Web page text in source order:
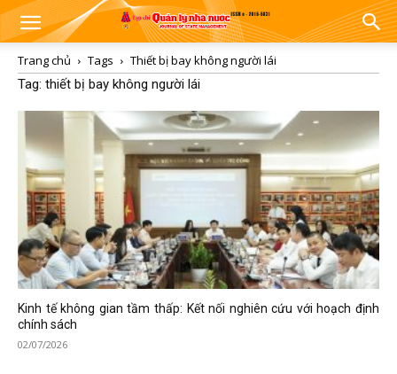
Trang chủ Tags
Thiết bị bay không người lái
Tag: thiết bị bay không người lái
Kinh tế không gian tầm thấp: Kết nối nghiên cứu với hoạch định
chính sách
02/07/2026